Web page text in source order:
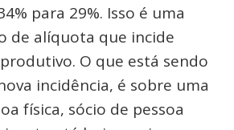
para 29%. Isso é uma
de alíquota que incide
O que está sendo
incidência, é sobre uma
física, sócio de pessoa